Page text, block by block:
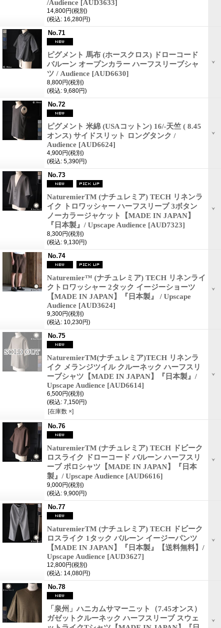
/Audience [AUD3633]
14,800円(税別)
(税込: 16,280円)
No.71
ピグメント 馬布 (ホースクロス) ドローコード
バルーン オープンカラー ハーフスリーブシャ
ツ / Audience [AUD6630]
8,800円(税別)
(税込: 9,680円)
No.72
ピグメント 米綿 (USAコットン) 16/-天竺 ( 8.45
オンス) サイドスリット ロングタンク /
Audience [AUD6624]
4,900円(税別)
(税込: 5,390円)
No.73
NaturemierTM (ナチュレミア) TECH リネンラ
イク トロワッシャー ハーフスリーブ 3ボタン
ノーカラージャケット【MADE IN JAPAN】
『日本製』/ Upscape Audience [AUD7323]
8,300円(税別)
(税込: 9,130円)
No.74
Naturemier™ (ナチュレミア) TECH リネンライ
クトロワッシャー 2タック イージーショーツ
【MADE IN JAPAN】『日本製』 / Upscape
Audience [AUD3624]
9,300円(税別)
(税込: 10,230円)
No.75
NaturemierTM(ナチュレミア)TECH リネンラ
イク メランジツイル クルーネック ハーフスリ
ーブシャツ【MADE IN JAPAN】『日本製』/
Upscape Audience [AUD6614]
6,500円(税別)
(税込: 7,150円)
[在庫数 ×]
No.76
NaturemierTM (ナチュレミア) TECH ドビーク
ロスライク ドローコード バルーン ハーフスリ
ーブ ポロシャツ【MADE IN JAPAN】『日本
製』/ Upscape Audience [AUD6616]
9,000円(税別)
(税込: 9,900円)
No.77
NaturemierTM (ナチュレミア) TECH ドビーク
ロスライク 1タック バルーン イージーパンツ
【MADE IN JAPAN】『日本製』【送料無料】/
Upscape Audience [AUD3627]
12,800円(税別)
(税込: 14,080円)
No.78
「泉州」ハニカムサマーニット（7.45オンス）
ガゼットクルーネック ハーフスリーブ スウェ